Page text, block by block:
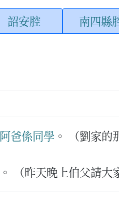
詔安腔 南四縣
阿爸係同學 。
（劉家
。
（昨天晚上伯父請大